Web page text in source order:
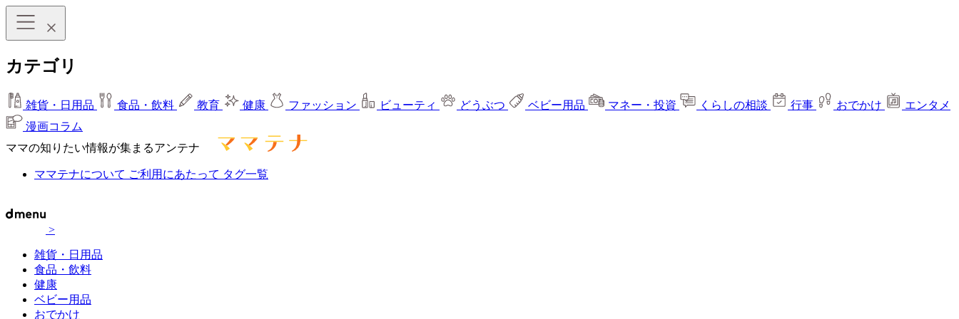
カテゴリ
雑貨・日用品 食品・飲料 教育 健康 ファッション ビューティ どうぶつ ベビー用品 マネー・投資 くらしの相談 行事 おでかけ
エンタメ
漫画コラム
ママの知りたい情報が集まるアンテナ
ママテナについて ご利用にあたって タグ一覧
>
雑貨・日用品
食品・飲料
健康
ベビー用品
おでかけ